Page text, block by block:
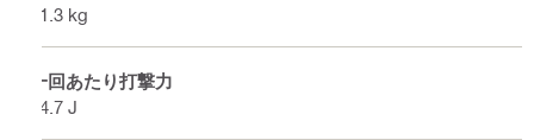
11.3 kg
一回あたり打撃力
24.7 J